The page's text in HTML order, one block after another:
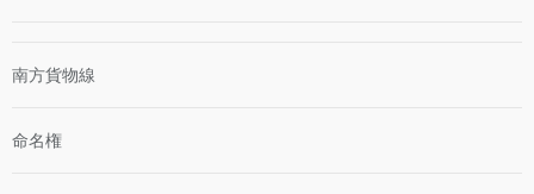
南方貨物線
命名権